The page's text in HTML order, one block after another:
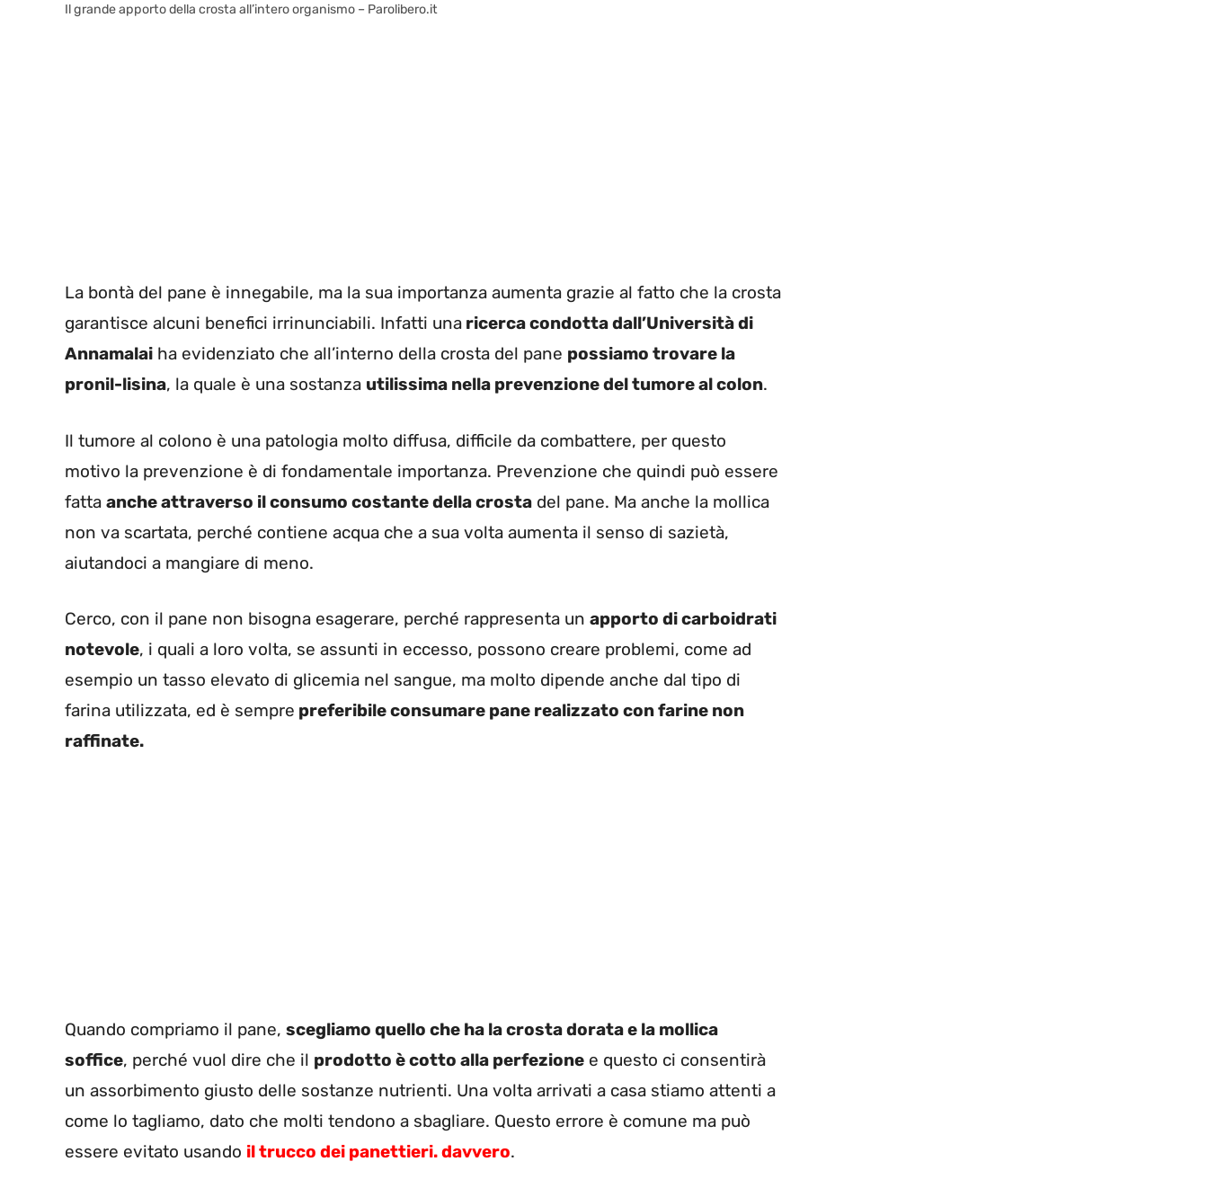
Il grande apporto della crosta all’intero organismo – Parolibero.it
La bontà del pane è innegabile, ma la sua importanza aumenta grazie al fatto che la crosta
garantisce alcuni benefici irrinunciabili. Infatti una ricerca condotta dall’Università di
Annamalai ha evidenziato che all’interno della crosta del pane possiamo trovare la
pronil-lisina, la quale è una sostanza utilissima nella prevenzione del tumore al colon.
Il tumore al colono è una patologia molto diffusa, difficile da combattere, per questo
motivo la prevenzione è di fondamentale importanza. Prevenzione che quindi può essere
fatta anche attraverso il consumo costante della crosta del pane. Ma anche la mollica
non va scartata, perché contiene acqua che a sua volta aumenta il senso di sazietà,
aiutandoci a mangiare di meno.
Cerco, con il pane non bisogna esagerare, perché rappresenta un apporto di carboidrati
notevole, i quali a loro volta, se assunti in eccesso, possono creare problemi, come ad
esempio un tasso elevato di glicemia nel sangue, ma molto dipende anche dal tipo di
farina utilizzata, ed è sempre preferibile consumare pane realizzato con farine non
raffinate.
Quando compriamo il pane, scegliamo quello che ha la crosta dorata e la mollica
soffice, perché vuol dire che il prodotto è cotto alla perfezione e questo ci consentirà
un assorbimento giusto delle sostanze nutrienti. Una volta arrivati a casa stiamo attenti a
come lo tagliamo, dato che molti tendono a sbagliare. Questo errore è comune ma può
essere evitato usando il trucco dei panettieri. davvero.